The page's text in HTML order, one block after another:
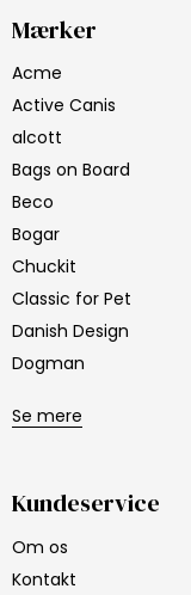
Mærker
Acme
Active Canis
alcott
Bags on Board
Beco
Bogar
Chuckit
Classic for Pet
Danish Design
Dogman
Se mere
Kundeservice
Om os
Kontakt